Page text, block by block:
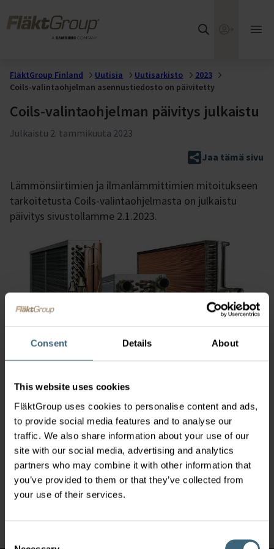
Consent Details About
This website uses cookies
FläktGroup uses cookies to personalise content and ads,
to provide social media features and to analyse our
traffic. We also share information about your use of our
site with our social media, advertising and analytics
partners who may combine it with other information that
you’ve provided to them or that they’ve collected from
your use of their services.
FläktGroup Finland Uutisia Uutisarkisto
2023
Coils-valintaohjelman asennustiedosto on päivitetty
Coils-valintaohjelman päivitys julkaistu
Julkaistu 2. tammikuuta 2023
Jaa tämä sivu
Lämmönsiirtimien ja ilmanlämmittimien mitoitukseen
tarkoitetusta Coils-valintaohjelmasta on julkaistu
päivitys sivustollamme 2.1.2023.
Lataa asennustiedosto valintaohjelmien sivulta(Tuki >
Mitoitusohjelmat), käynnistä tiedosto ja toimi ohjeiden
mukaan. Jos asennusvelho pyytää lisenssiavainta, jätä
kenttä tyhjäksi ja jatka asennusta ilman koodia.
Viimeisimmän päivityksen versionumero on 9.5.33.0.
https://www.flaktgroup.com/fi/tuki/valintaohjelmat/